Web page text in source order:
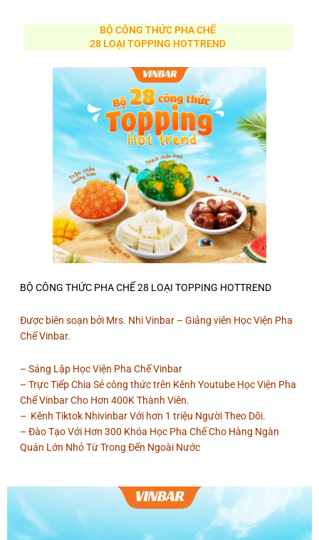
BỘ CÔNG THỨC PHA CHẾ
28 LOẠI TOPPING HOTTREND
BỘ CÔNG THỨC PHA CHẾ 28 LOẠI TOPPING HOTTREND
Được biên soạn bởi Mrs. Nhi Vinbar – Giảng viên Học Viện Pha
Chế Vinbar.
– Sáng Lập Học Viện Pha Chế Vinbar
– Trực Tiếp Chia Sẻ công thức trên Kênh Youtube Học Viện Pha
Chế Vinbar Cho Hơn 400K Thành Viên.
– Kênh Tiktok Nhivinbar Với hơn 1 triệu Người Theo Dõi.
– Đào Tạo Với Hơn 300 Khóa Học Pha Chế Cho Hàng Ngàn
Quán Lớn Nhỏ Từ Trong Đến Ngoài Nước